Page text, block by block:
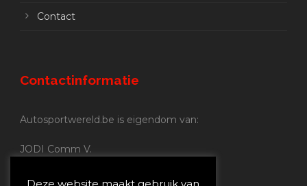
Contact
Contactinformatie
Autosportwereld.be is eigendom van:
JODI Comm V.
Nijverheidsstraat 70